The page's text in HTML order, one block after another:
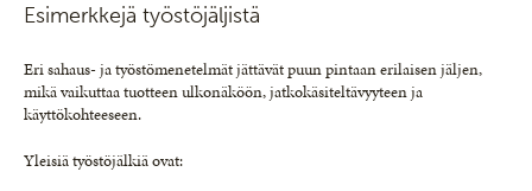
Esimerkkejä työstöjäljistä
Eri sahaus- ja työstömenetelmät jättävät puun pintaan erilaisen jäljen,
mikä vaikuttaa tuotteen ulkonäköön, jatkokäsiteltävyyteen ja
käyttökohteeseen.
Yleisiä työstöjälkiä ovat: